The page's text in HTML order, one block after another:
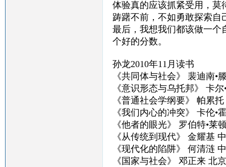
体验真的应该抓紧受用，莫
踌躇不前，不如勇敢探索自
最后，我想我们都该做一个
个好的分数。
孙龙2010年11月读书
《共同体与社会》 裴迪南•
《意识形态与乌托邦》 卡
《普通社会学纲要》 帕累
《我们内心的冲突》 卡伦•
《他者的眼光》 罗伯特•莱
《从传统到现代》 金耀基
《现代化的陷阱》 何清涟
《国家与社会》 邓正来 北